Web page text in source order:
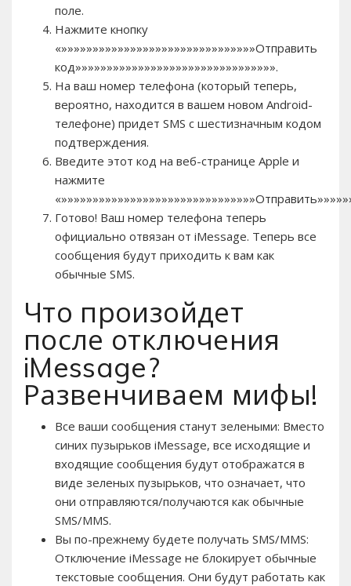
поле.
Нажмите кнопку
«»»»»»»»»»»»»»»»»»»»»»»»»»»»»»»»Отправить
код»»»»»»»»»»»»»»»»»»»»»»»»»»»»»»»».
На ваш номер телефона (который теперь,
вероятно, находится в вашем новом Android-
телефоне) придет SMS с шестизначным кодом
подтверждения.
Введите этот код на веб-странице Apple и
нажмите
Готово! Ваш номер телефона теперь
официально отвязан от iMessage. Теперь все
сообщения будут приходить к вам как
обычные SMS.
Что произойдет
после отключения
iMessage?
Развенчиваем мифы!
Все ваши сообщения станут зелеными: Вместо
синих пузырьков iMessage, все исходящие и
входящие сообщения будут отображатся в
виде зеленых пузырьков, что означает, что
они отправляются/получаются как обычные
SMS/MMS.
Вы по-прежнему будете получать SMS/MMS:
Отключение iMessage не блокирует обычные
текстовые сообщения. Они будут работать как